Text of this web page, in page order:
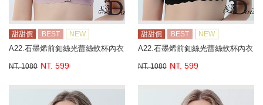
甜甜價 BEST NEW
A22.石墨烯前釦絲光蕾絲軟杯內衣
NT. 1080 NT. 599
甜甜價 BEST NEW
A22.石墨烯前釦絲光蕾絲軟杯內衣
NT. 1080 NT. 599